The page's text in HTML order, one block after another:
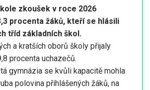
zkoušek v roce 2026
procenta žáků, kteří se hlásili
tříd základních škol.
a kratších oborů školy přijaly
procenta uchazečů.
gymnázia se kvůli kapacitě mohla
polovina přihlášených žáků, na